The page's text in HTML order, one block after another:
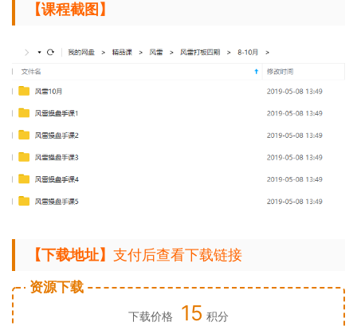
【课程截图】
【下载地址】 支付后查看下载链接
资源下载
下载价格 15 积分